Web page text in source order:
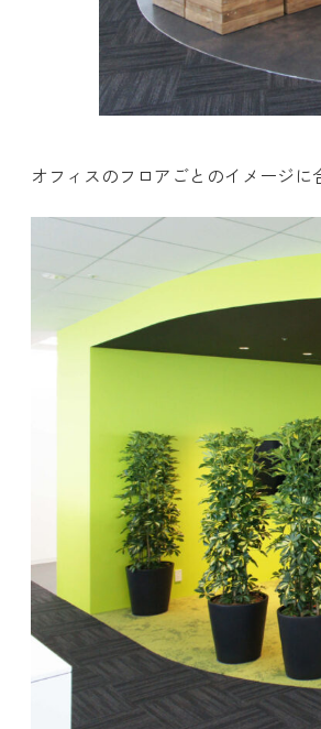
オフィスのフロアごとのイメージに